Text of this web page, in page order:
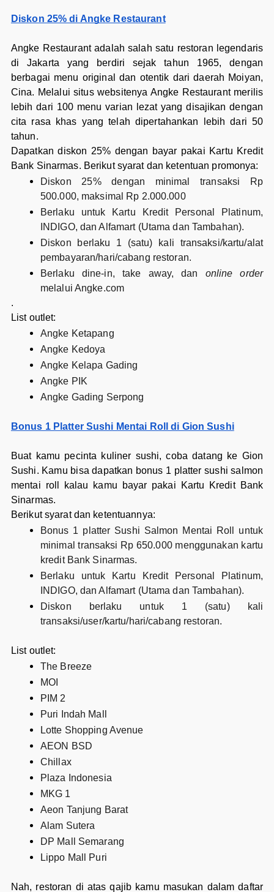
Diskon 25% di Angke Restaurant
Angke Restaurant adalah salah satu restoran legendaris
di Jakarta yang berdiri sejak tahun 1965, dengan
berbagai menu original dan otentik dari daerah Moiyan,
Cina. Melalui situs websitenya Angke Restaurant merilis
lebih dari 100 menu varian lezat yang disajikan dengan
cita rasa khas yang telah dipertahankan lebih dari 50
tahun.
Dapatkan diskon 25% dengan bayar pakai Kartu Kredit
Bank Sinarmas. Berikut syarat dan ketentuan promonya:
Diskon 25% dengan minimal transaksi Rp
500.000, maksimal Rp 2.000.000
Berlaku untuk Kartu Kredit Personal Platinum,
INDIGO, dan Alfamart (Utama dan Tambahan).
Diskon berlaku 1 (satu) kali transaksi/kartu/alat
pembayaran/hari/cabang restoran.
Berlaku dine-in, take away, dan online order
melalui Angke.com
.
List outlet:
Angke Ketapang
Angke Kedoya
Angke Kelapa Gading
Angke PIK
Angke Gading Serpong
Bonus 1 Platter Sushi Mentai Roll di Gion Sushi
Buat kamu pecinta kuliner sushi, coba datang ke Gion
Sushi. Kamu bisa dapatkan bonus 1 platter sushi salmon
mentai roll kalau kamu bayar pakai Kartu Kredit Bank
Sinarmas.
Berikut syarat dan ketentuannya:
Bonus 1 platter Sushi Salmon Mentai Roll untuk
minimal transaksi Rp 650.000 menggunakan kartu
kredit Bank Sinarmas.
Berlaku untuk Kartu Kredit Personal Platinum,
INDIGO, dan Alfamart (Utama dan Tambahan).
Diskon berlaku untuk 1 (satu) kali
transaksi/user/kartu/hari/cabang restoran.
List outlet:
The Breeze
MOI
PIM 2
Puri Indah Mall
Lotte Shopping Avenue
AEON BSD
Chillax
Plaza Indonesia
MKG 1
Aeon Tanjung Barat
Alam Sutera
DP Mall Semarang
Lippo Mall Puri
Nah, restoran di atas qajib kamu masukan dalam daftar